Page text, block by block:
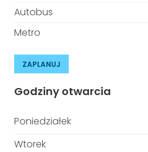
Autobus
Metro
ZAPLANUJ
Godziny otwarcia
Poniedziałek
Wtorek